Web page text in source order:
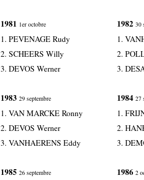
1981 1er octobre
1. PEVENAGE Rudy
2. SCHEERS Willy
3. DEVOS Werner
1983 29 septembre
1. VAN MARCKE Ronny
2. DEVOS Werner
3. VANHAERENS Eddy
1985 26 septembre
1982 30
1.
2.
3.
1984 27
1.
2.
3.
1986 2